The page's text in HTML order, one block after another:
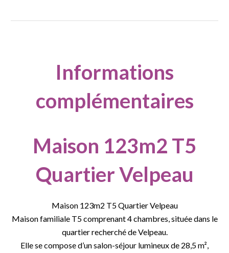
Informations
complémentaires
Maison 123m2 T5
Quartier Velpeau
Maison 123m2 T5 Quartier Velpeau
Maison familiale T5 comprenant 4 chambres, située dans le
quartier recherché de Velpeau.
Elle se compose d’un salon-séjour lumineux de 28,5 m²,